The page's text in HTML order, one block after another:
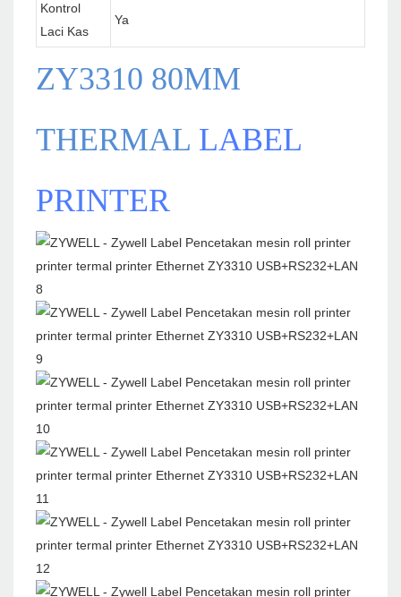
Kontrol
Laci Kas
Ya
ZY3310 80MM
THERMAL LABEL
PRINTER